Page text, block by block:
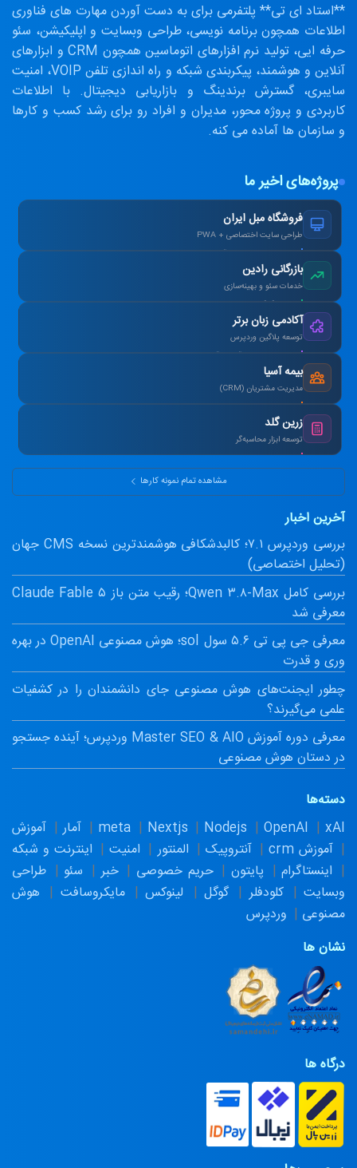
**استاد ای تی** پلتفرمی برای به دست آوردن مهارت های فناوری
اطلاعات همچون برنامه نویسی، طراحی وبسایت و اپلیکیشن، سئو
حرفه ایی، تولید نرم افزارهای اتوماسین همچون CRM و ابزارهای
آنلاین و هوشمند، پیکربندی شبکه و راه اندازی تلفن VOIP، امنیت
سایبری، گسترش برندینگ و بازاریابی دیجیتال. با اطلاعات
کاربردی و پروژه محور، مدیران و افراد رو برای رشد کسب و کارها
و سازمان ها آماده می کنه.
پروژه‌های اخیر ما
فروشگاه مبل ایران
طراحی سایت اختصاصی + PWA
بازرگانی رادین
خدمات سئو و بهینه‌سازی
آکادمی زبان برتر
توسعه پلاگین وردپرس
طراحی سیستم آزمون آنلاین و صدور کارنامه.
بیمه آسیا
مدیریت مشتریان (CRM)
یکپارچه‌سازی اطلاعات و اتوماسیون پیامک.
زرین گلد
توسعه ابزار محاسبه‌گر
ماشین‌حساب پیشرفته سود مرکب و طلا.
مشاهده تمام نمونه کارها
آخرین اخبار
بررسی وردپرس ۷.۱؛ کالبدشکافی هوشمندترین نسخه CMS جهان
(تحلیل اختصاصی)
بررسی کامل Qwen ۳.۸-Max؛ رقیب متن باز Claude Fable ۵
معرفی شد
معرفی جی پی تی ۵.۶ سول sol؛ هوش مصنوعی OpenAI در بهره
وری و قدرت
چطور ایجنت‌های هوش مصنوعی جای دانشمندان را در کشفیات
علمی می‌گیرند؟
معرفی دوره آموزش Master SEO & AIO وردپرس؛ آینده جستجو
در دستان هوش مصنوعی
دسته‌ها
meta
Nextjs Nodejs OpenAI xAI آمار
آموزش
آموزش crm
آنتروپیک المنتور امنیت
اینترنت و شبکه
اینستاگرام
پایتون حریم خصوصی خبر سئو
طراحی
وبسایت
کلودفلر گوگل لینوکس مایکروسافت
هوش
مصنوعی
وردپرس
نشان ها
درگاه ها